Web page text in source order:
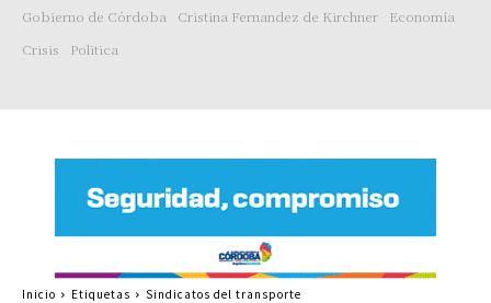
Gobierno de Córdoba
Cristina Fernandez de Kirchner
Economía
Crisis
Politica
Inicio Etiquetas Sindicatos del transporte